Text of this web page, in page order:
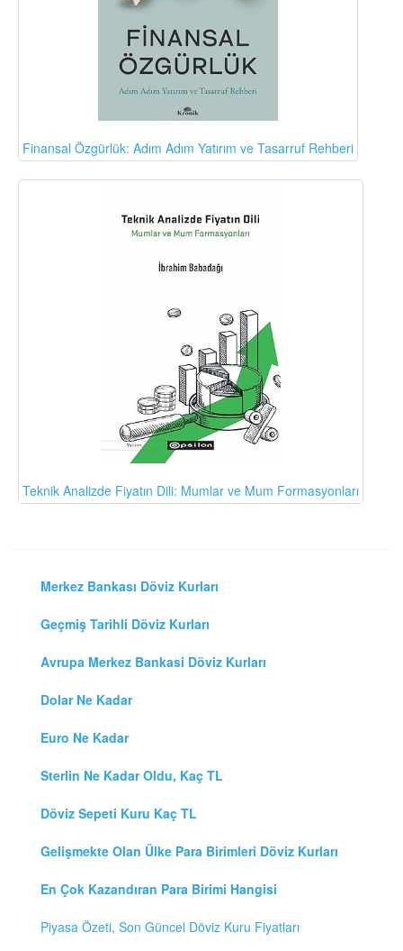
Finansal Özgürlük: Adım Adım Yatırım ve Tasarruf Rehberi
Teknik Analizde Fiyatın Dili: Mumlar ve Mum Formasyonları
Merkez Bankası Döviz Kurları
Geçmiş Tarihli Döviz Kurları
Avrupa Merkez Bankasi Döviz Kurları
Dolar Ne Kadar
Euro Ne Kadar
Sterlin Ne Kadar Oldu, Kaç TL
Döviz Sepeti Kuru Kaç TL
Gelişmekte Olan Ülke Para Birimleri Döviz Kurları
En Çok Kazandıran Para Birimi Hangisi
Piyasa Özeti, Son Güncel Döviz Kuru Fiyatları